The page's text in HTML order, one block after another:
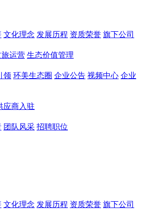
文化理念 发展历程 资质荣誉 旗下公司
运营 生态价值管理
领 环美生态圈 企业公告 视频中心 企业
应商入驻
团队风采 招聘职位
文化理念 发展历程 资质荣誉 旗下公司